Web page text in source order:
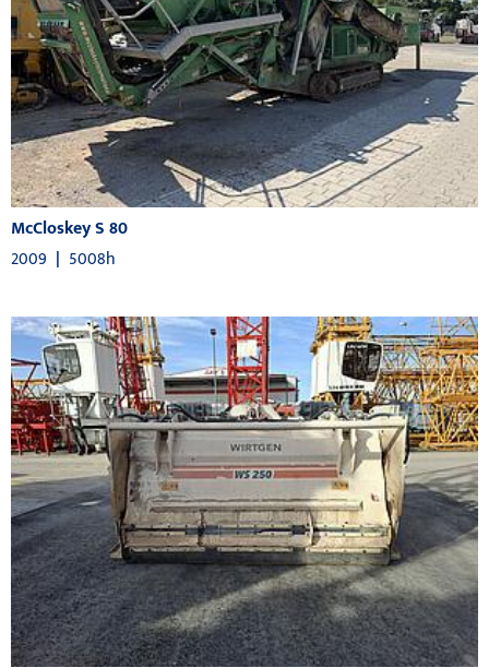
McCloskey S 80
2009 | 5008h